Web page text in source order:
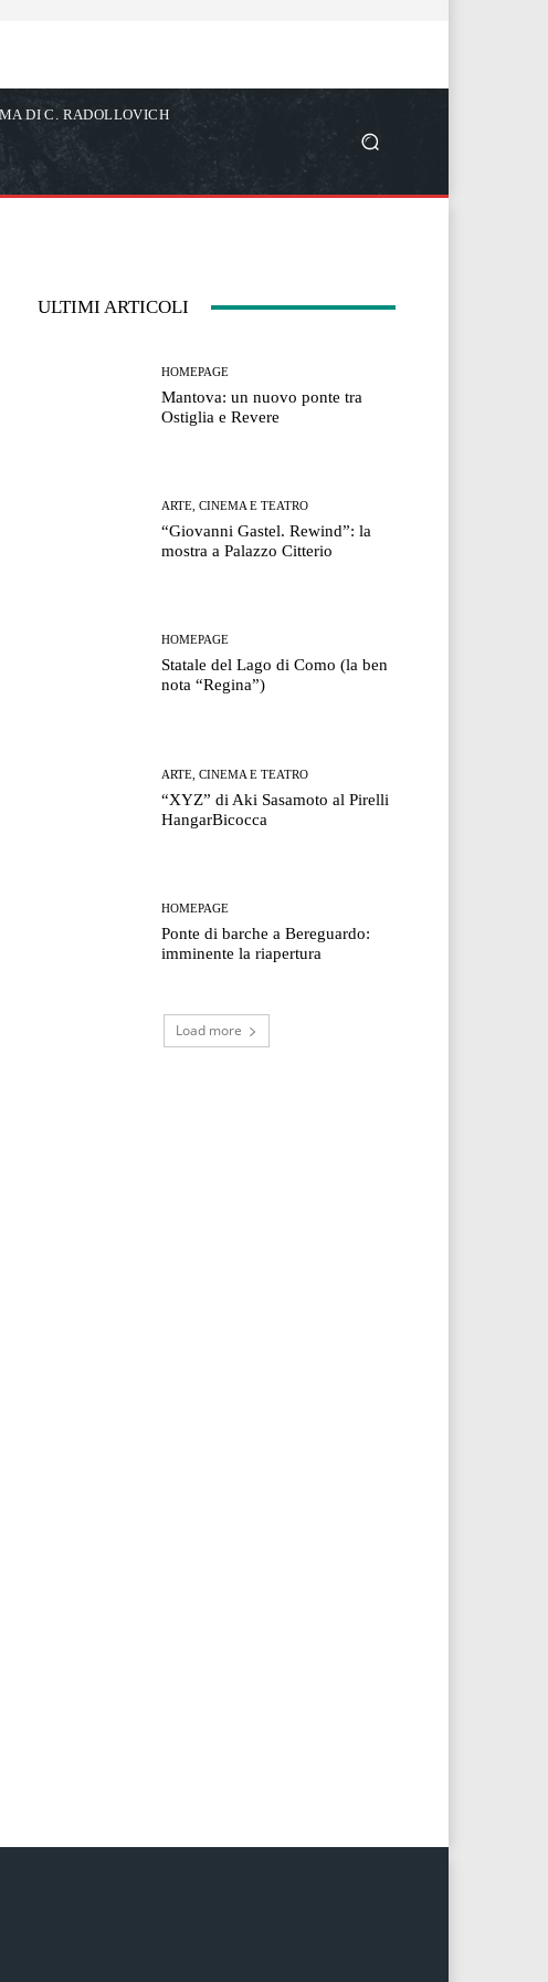
DI C. RADOLLOVICH
ULTIMI ARTICOLI
HOMEPAGE
Mantova: un nuovo ponte tra
Ostiglia e Revere
ARTE, CINEMA E TEATRO
“Giovanni Gastel. Rewind”: la
mostra a Palazzo Citterio
HOMEPAGE
Statale del Lago di Como (la ben
nota “Regina”)
ARTE, CINEMA E TEATRO
“XYZ” di Aki Sasamoto al Pirelli
HangarBicocca
HOMEPAGE
Ponte di barche a Bereguardo:
imminente la riapertura
Load more